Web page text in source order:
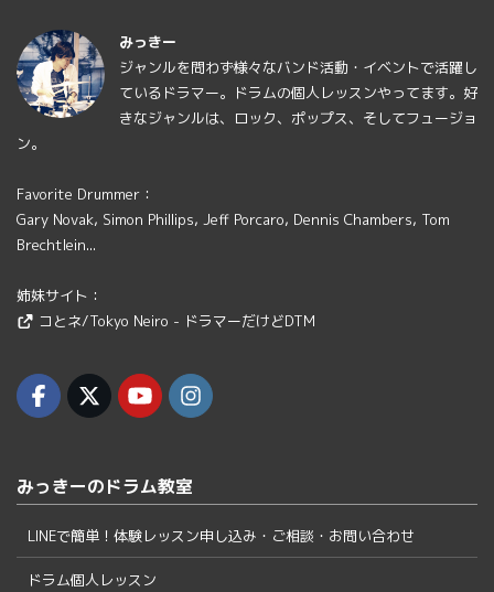
みっきー
ジャンルを問わず様々なバンド活動・イベントで活躍し
ているドラマー。ドラムの個人レッスンやってます。好
きなジャンルは、ロック、ポップス、そしてフュージョ
ン。
Favorite Drummer：
Gary Novak, Simon Phillips, Jeff Porcaro, Dennis Chambers, Tom
Brechtlein...
姉妹サイト：
コとネ/Tokyo Neiro - ドラマーだけどDTM
みっきーのドラム教室
LINEで簡単！体験レッスン申し込み・ご相談・お問い合わせ
ドラム個人レッスン